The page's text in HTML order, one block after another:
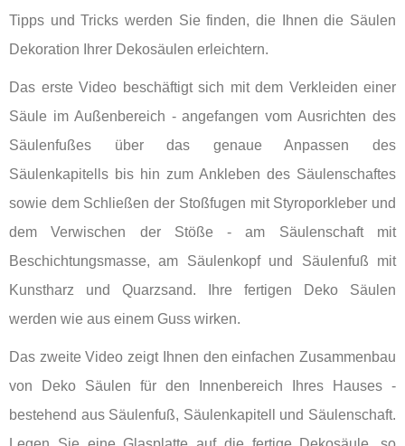
Tipps und Tricks werden Sie finden, die Ihnen die Säulen
Dekoration Ihrer Dekosäulen erleichtern.
Das erste Video beschäftigt sich mit dem Verkleiden einer
Säule im Außenbereich - angefangen vom Ausrichten des
Säulenfußes über das genaue Anpassen des
Säulenkapitells bis hin zum Ankleben des Säulenschaftes
sowie dem Schließen der Stoßfugen mit Styroporkleber und
dem Verwischen der Stöße - am Säulenschaft mit
Beschichtungsmasse, am Säulenkopf und Säulenfuß mit
Kunstharz und Quarzsand. Ihre fertigen Deko Säulen
werden wie aus einem Guss wirken.
Das zweite Video zeigt Ihnen den einfachen Zusammenbau
von Deko Säulen für den Innenbereich Ihres Hauses -
bestehend aus Säulenfuß, Säulenkapitell und Säulenschaft.